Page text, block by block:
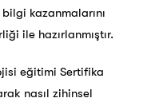
kazanmalarını
ile hazırlanmıştır.
eğitimi Sertifika
nasıl zihinsel